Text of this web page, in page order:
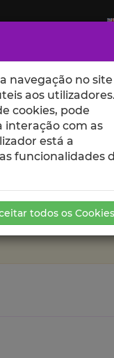
navegação no site
aos utilizadores.
cookies, pode
interação com as
está a
funcionalidades
todos os Cookies